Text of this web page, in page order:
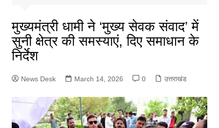
मुख्यमंत्री धामी ने ‘मुख्य सेवक संवाद’ में
सुनी क्षेत्र की समस्याएं, दिए समाधान के
निर्देश
News Desk March 14, 2026 0 उत्तराखंड